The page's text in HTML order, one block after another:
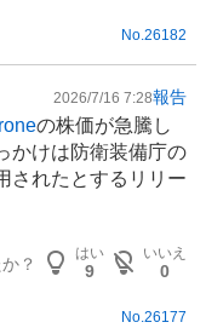
No. 26182
2026/7/16 7:28報告
の株価が急騰し
かけは防衛装備庁の
されたとするリリー
？
はい
9
いいえ
0
No.26177